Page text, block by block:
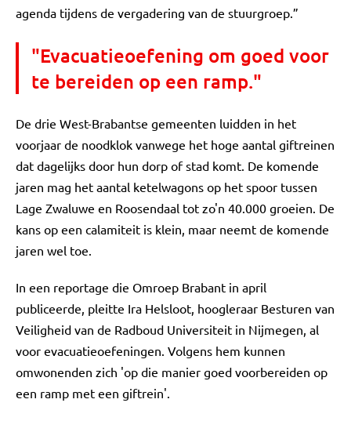
agenda tijdens de vergadering van de stuurgroep.”
"Evacuatieoefening om goed voor
te bereiden op een ramp."
De drie West-Brabantse gemeenten luidden in het
voorjaar de noodklok vanwege het hoge aantal giftreinen
dat dagelijks door hun dorp of stad komt. De komende
jaren mag het aantal ketelwagons op het spoor tussen
Lage Zwaluwe en Roosendaal tot zo'n 40.000 groeien. De
kans op een calamiteit is klein, maar neemt de komende
jaren wel toe.
In een reportage die Omroep Brabant in april
publiceerde, pleitte Ira Helsloot, hoogleraar Besturen van
Veiligheid van de Radboud Universiteit in Nijmegen, al
voor evacuatieoefeningen. Volgens hem kunnen
omwonenden zich 'op die manier goed voorbereiden op
een ramp met een giftrein'.